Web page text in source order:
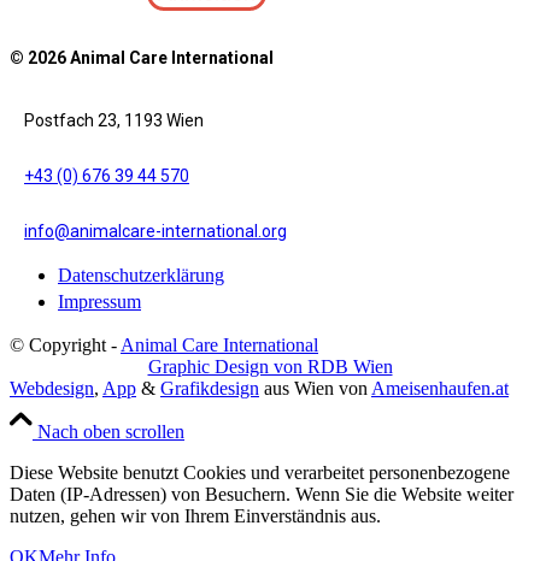
© 2026 Animal Care International
Postfach 23, 1193 Wien
+43 (0) 676 39 44 570
info@animalcare-international.org
Datenschutzerklärung
Impressum
© Copyright - Animal Care International
Graphic Design von RDB Wien
Webdesign, App & Grafikdesign aus Wien von Ameisenhaufen.at
Nach oben scrollen
Diese Website benutzt Cookies und verarbeitet personenbezogene
Daten (IP-Adressen) von Besuchern. Wenn Sie die Website weiter
nutzen, gehen wir von Ihrem Einverständnis aus.
OKMehr Info